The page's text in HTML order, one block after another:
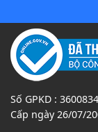
Số GPKD :
Cấp ngày 26/07/